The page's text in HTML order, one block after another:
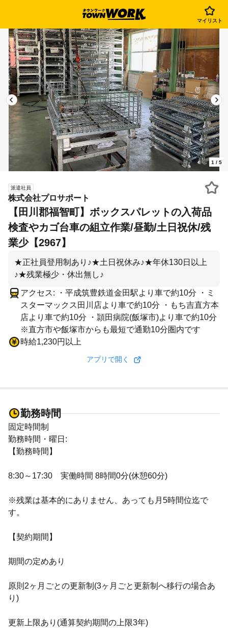
マイリスト
1 / 5
派遣社員
株式会社プロサポート
【田川郡福智町】ボックスパレットの入荷品
検査やカゴ台車の組立作業/昼勤/土日祝休/残
業少【2967】
★正社員登用制あり♪★土日祝休み♪★年休130日以上
♪★残業極少・休出無し♪
アクセス: ・平成筑豊鉄道金田駅より車で約10分 ・ミ
スターマックス田川店より車で約10分 ・もち吉直方本
店より車で約10分 ・頴田病院(飯塚市)より車で約10分
※直方市や飯塚市からも最短で通勤10分圏内です
時給1,230円以上
アプリで開く
勤務時間
固定時間制
勤務時間・曜日:
【勤務時間】
8:30～17:30 実働時間 8時間0分(休憩60分)
※残業は基本的にありません、あっても月5時間位迄で
す。
【契約期間】
期間の定めあり
原則2ヶ月ごとの更新制(3ヶ月ごと更新制へ移行の場合あ
り)
更新上限あり(通算契約期間の上限3年)